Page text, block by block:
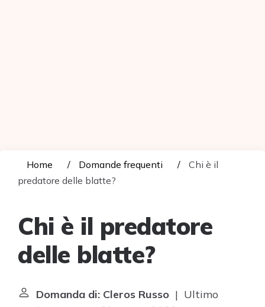
Home Domande frequenti
Chi è il
predatore delle blatte?
Chi è il predatore
delle blatte?
Domanda di: Cleros Russo | Ultimo